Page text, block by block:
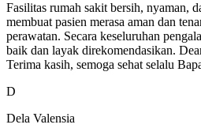
Fasilitas rumah sakit bersih, nyaman,
membuat pasien merasa aman dan
perawatan. Secara keseluruhan
baik dan layak direkomendasikan.
Terima kasih, semoga sehat selalu
D
Dela Valensia